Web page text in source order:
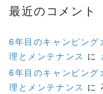
最近のコメント
6年目のキャンピング
理とメンテナンス に
6年目のキャンピング
理とメンテナンス に